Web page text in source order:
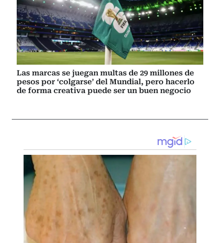
Las marcas se juegan multas de 29 millones de
pesos por ‘colgarse’ del Mundial, pero hacerlo
de forma creativa puede ser un buen negocio